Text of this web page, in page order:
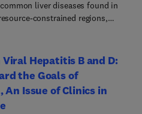
liver diseases found in
constrained regions,
and treatment. It offers
acute and chronic viral and
bacterial and fungal
autoimmune diseases,
maladies typically found in
Hepatitis B and D:
the Goals of
An Issue of Clinics in